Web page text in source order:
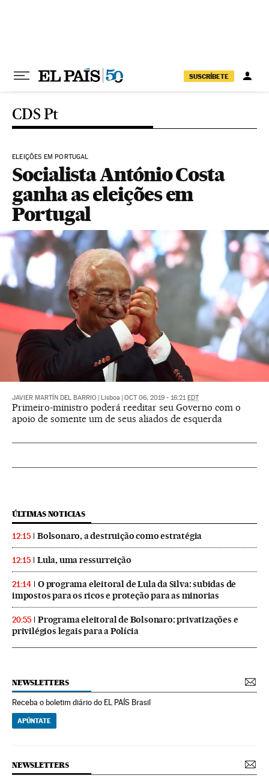
SUSCRÍBETE
CDS Pt
ELEIÇÕES EM PORTUGAL
Socialista António Costa
ganha as eleições em
Portugal
JAVIER MARTÍN DEL BARRIO Lisboa OCT 06, 2019 - 16:21 EDT
Primeiro-ministro poderá reeditar seu Governo com o
apoio de somente um de seus aliados de esquerda
ÚLTIMAS NOTICIAS
12:15 Bolsonaro, a destruição como estratégia
12:15 Lula, uma ressurreição
21:14
O programa eleitoral de Lula da Silva: subidas de
impostos para os ricos e proteção para as minorias
20:55
Programa eleitoral de Bolsonaro: privatizações e
privilégios legais para a Polícia
NEWSLETTERS
Receba o boletim diário do EL PAÍS Brasil
APÚNTATE
NEWSLETTERS